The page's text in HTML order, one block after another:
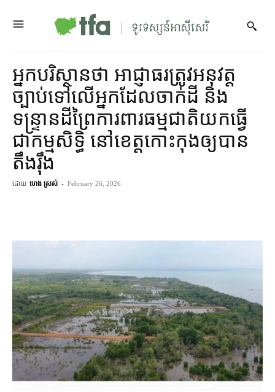
អ្នក​បរិស្ថាន​ថា អាជ្ញាធរ​ត្រូវ​អនុវត្ត​
ច្បាប់​ទៅលើ​អ្នក​ដែល​ចាក់​ដី និង​
ទន្ទ្រាន​ដី​ព្រៃ​ការពារ​ធម្មជាតិ​យក​ធ្វើ
ជា​កម្មសិទ្ធិ នៅ​ខេត្តកោះកុង​ឲ្យ​បាន​
តឹងរ៉ឹង
ដោយ ហេង ស្រស់ - February 26, 2026